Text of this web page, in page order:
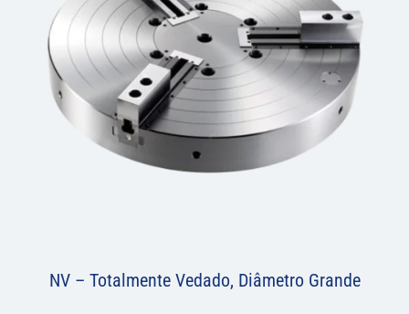
NV – Totalmente Vedado, Diâmetro Grande